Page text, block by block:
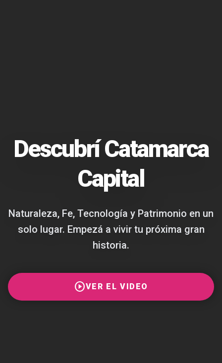
Descubrí Catamarca
Capital
Naturaleza, Fe, Tecnología y Patrimonio en un
solo lugar. Empezá a vivir tu próxima gran
historia.
play_circleVER EL VIDEO